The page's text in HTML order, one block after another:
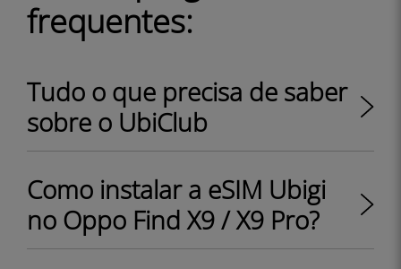
frequentes:
Tudo o que precisa de saber
sobre o UbiClub
Como instalar a eSIM Ubigi
no Oppo Find X9 / X9 Pro?